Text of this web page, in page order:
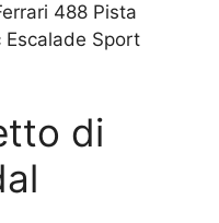
488 Pista
Escalade Sport
di